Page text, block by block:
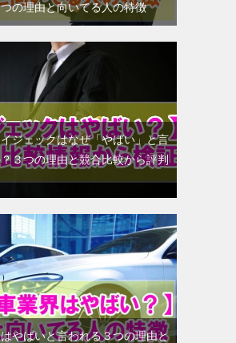
の理由と向いてる人の特徴
ジェックはなぜ「やばい」と言
３つの理由と競合比較から評判
やばいと言われる３つの理由と